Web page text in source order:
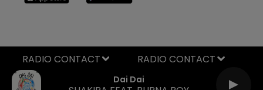
Dai Dai
RADIO CONTACT